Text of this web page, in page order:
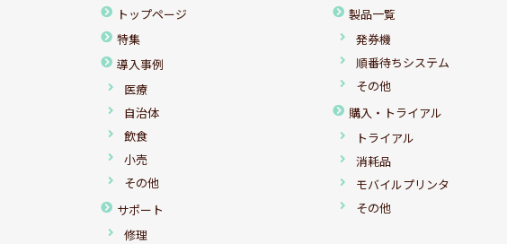
トップページ
特集
導入事例
医療
自治体
飲食
小売
その他
サポート
修理
製品一覧
発券機
順番待ちシステム
その他
購入・トライアル
トライアル
消耗品
モバイルプリンタ
その他